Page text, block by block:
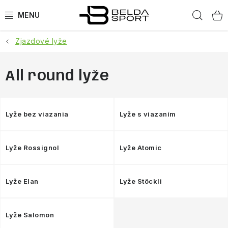
na
ŠPORTY
BEH
OBLEČENIE
Zjazdové lyže
All round lyže
Lyže bez viazania Lyže s viazaním
Lyže Rossignol Lyže Atomic
Lyže Elan Lyže Stöckli
Lyže Salomon